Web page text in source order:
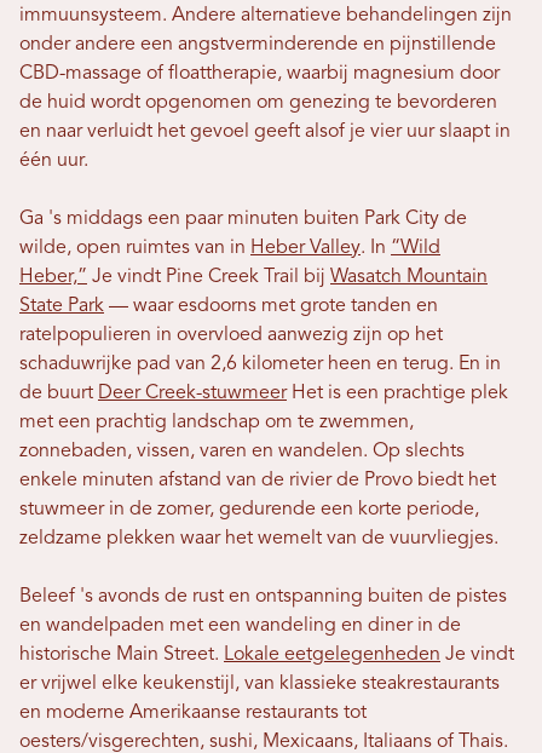
immuunsysteem. Andere alternatieve behandelingen zijn
onder andere een angstverminderende en pijnstillende
CBD-massage of floattherapie, waarbij magnesium door
de huid wordt opgenomen om genezing te bevorderen
en naar verluidt het gevoel geeft alsof je vier uur slaapt in
één uur.
Ga 's middags een paar minuten buiten Park City de
wilde, open ruimtes van in Heber Valley. In “Wild
Heber,” Je vindt Pine Creek Trail bij Wasatch Mountain
State Park — waar esdoorns met grote tanden en
ratelpopulieren in overvloed aanwezig zijn op het
schaduwrijke pad van 2,6 kilometer heen en terug. En in
de buurt Deer Creek-stuwmeerHet is een prachtige plek
met een prachtig landschap om te zwemmen,
zonnebaden, vissen, varen en wandelen. Op slechts
enkele minuten afstand van de rivier de Provo biedt het
stuwmeer in de zomer, gedurende een korte periode,
zeldzame plekken waar het wemelt van de vuurvliegjes.
Beleef 's avonds de rust en ontspanning buiten de pistes
en wandelpaden met een wandeling en diner in de
historische Main Street. Lokale eetgelegenheden Je vindt
er vrijwel elke keukenstijl, van klassieke steakrestaurants
en moderne Amerikaanse restaurants tot
oesters/visgerechten, sushi, Mexicaans, Italiaans of Thais.